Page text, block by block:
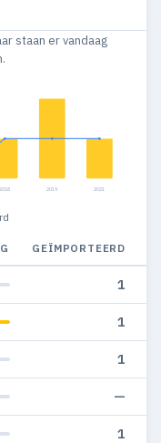
staan er vandaag
2018 2019 2021
GEÏMPORTEERD
1
1
1
—
1